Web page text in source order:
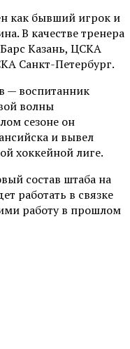
как бывший игрок и
В качестве тренера
Казань, ЦСКА
Санкт-Петербург.
— воспитанник
волны
сезоне он
и вывел
хоккейной лиге.
состав штаба на
работать в связке
работу в прошлом